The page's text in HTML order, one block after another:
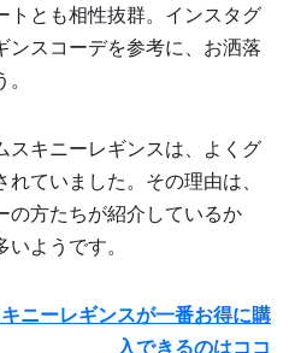
トとも相性抜群。インスタグ
ンスコーデを参考に、お洒落
スキニーレギンスは、よくグ
ていました。その理由は、
の方たちが紹介しているか
ようです。
ニーレギンスが一番お得に購
入できるのはココ